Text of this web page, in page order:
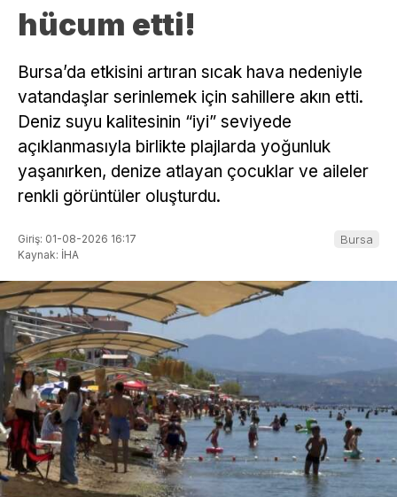
hücum etti!
Bursa’da etkisini artıran sıcak hava nedeniyle
vatandaşlar serinlemek için sahillere akın etti.
Deniz suyu kalitesinin “iyi” seviyede
açıklanmasıyla birlikte plajlarda yoğunluk
yaşanırken, denize atlayan çocuklar ve aileler
renkli görüntüler oluşturdu.
Giriş: 01-08-2026 16:17
Kaynak: İHA
Bursa